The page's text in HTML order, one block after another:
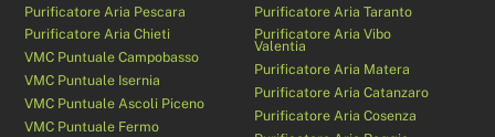
Purificatore Aria Pescara
Purificatore Aria Chieti
VMC Puntuale Campobasso
VMC Puntuale Isernia
VMC Puntuale Ascoli Piceno
VMC Puntuale Fermo
Purificatore Aria Taranto
Purificatore Aria Vibo
Valentia
Purificatore Aria Matera
Purificatore Aria Catanzaro
Purificatore Aria Cosenza